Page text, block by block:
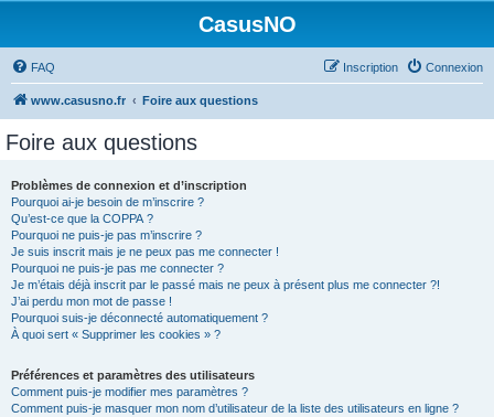
CasusNO
FAQ Connexion
Inscription
www.casusno.fr Foire aux questions
Foire aux questions
Problèmes de connexion et d’inscription
Pourquoi ai-je besoin de m’inscrire ?
Qu’est-ce que la COPPA ?
Pourquoi ne puis-je pas m’inscrire ?
Je suis inscrit mais je ne peux pas me connecter !
Pourquoi ne puis-je pas me connecter ?
Je m’étais déjà inscrit par le passé mais ne peux à présent plus me connecter ?!
J’ai perdu mon mot de passe !
Pourquoi suis-je déconnecté automatiquement ?
À quoi sert « Supprimer les cookies » ?
Préférences et paramètres des utilisateurs
Comment puis-je modifier mes paramètres ?
Comment puis-je masquer mon nom d’utilisateur de la liste des utilisateurs en ligne ?